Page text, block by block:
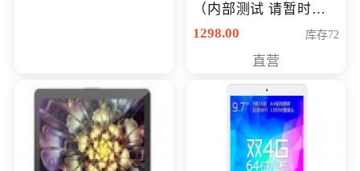
（内部测试 请暂时不要
购买）
1298.00 库存72
直营